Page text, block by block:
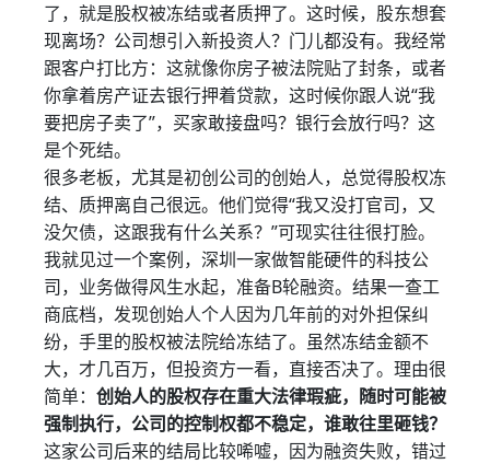
了，就是股权被冻结或者质押了。这时候，股东想套
现离场？公司想引入新投资人？门儿都没有。我经常
跟客户打比方：这就像你房子被法院贴了封条，或者
你拿着房产证去银行押着贷款，这时候你跟人说“我
要把房子卖了”，买家敢接盘吗？银行会放行吗？这
是个死结。
很多老板，尤其是初创公司的创始人，总觉得股权冻
结、质押离自己很远。他们觉得“我又没打官司，又
没欠债，这跟我有什么关系？”可现实往往很打脸。
我就见过一个案例，深圳一家做智能硬件的科技公
司，业务做得风生水起，准备B轮融资。结果一查工
商底档，发现创始人个人因为几年前的对外担保纠
纷，手里的股权被法院给冻结了。虽然冻结金额不
大，才几百万，但投资方一看，直接否决了。理由很
简单： 创始人的股权存在重大法律瑕疵，随时可能被
强制执行，公司的控制权都不稳定，谁敢往里砸钱？
这家公司后来的结局比较唏嘘，因为融资失败，错过